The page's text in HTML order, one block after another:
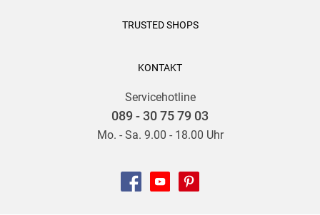
TRUSTED SHOPS
KONTAKT
Servicehotline
089 - 30 75 79 03
Mo. - Sa. 9.00 - 18.00 Uhr